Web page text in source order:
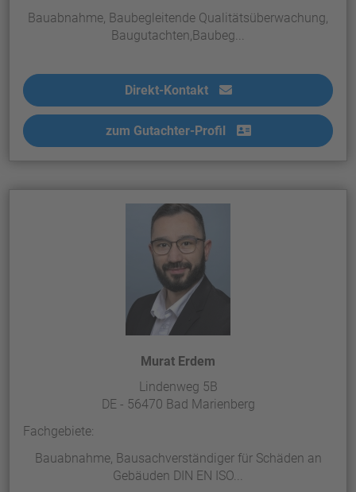
Bauabnahme, Baubegleitende Qualitätsüberwachung,
Baugutachten,Baubeg...
Direkt-Kontakt
zum Gutachter-Profil
Murat Erdem
Lindenweg 5B
DE - 56470 Bad Marienberg
Fachgebiete:
Bauabnahme, Bausachverständiger für Schäden an
Gebäuden DIN EN ISO...